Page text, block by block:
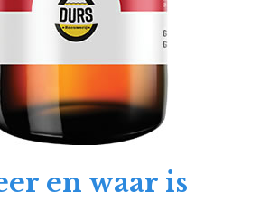
en waar is